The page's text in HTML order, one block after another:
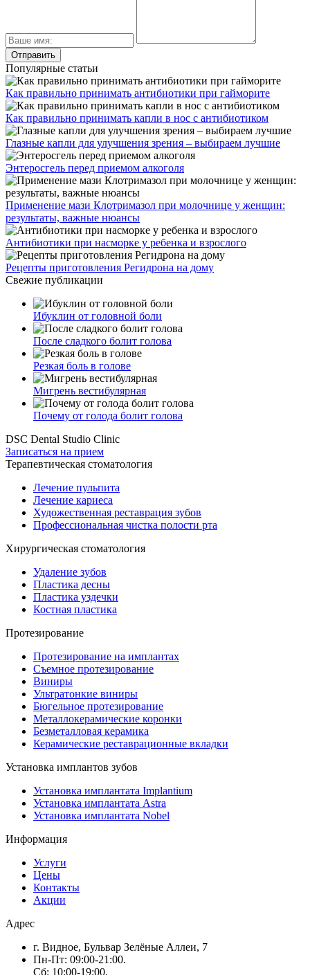
Популярные статьи
Как правильно принимать антибиотики при гайморите
Как правильно принимать капли в нос с антибиотиком
Глазные капли для улучшения зрения – выбираем лучшие
Энтеросгель перед приемом алкоголя
Применение мази Клотримазол при молочнице у женщин:
результаты, важные нюансы
Антибиотики при насморке у ребенка и взрослого
Рецепты приготовления Регидрона на дому
Свежие публикации
Ибуклин от головной боли
После сладкого болит голова
Резкая боль в голове
Мигрень вестибулярная
Почему от голода болит голова
DSC Dental Studio Clinic
Записаться на прием
Терапевтическая стоматология
Лечение пульпита
Лечение кариеса
Художественная реставрация зубов
Профессиональная чистка полости рта
Хирургическая стоматология
Удаление зубов
Пластика десны
Пластика уздечки
Костная пластика
Протезирование
Протезирование на имплантах
Съемное протезирование
Виниры
Ультратонкие виниры
Бюгельное протезирование
Металлокерамические коронки
Безметалловая керамика
Керамические реставрационные вкладки
Установка имплантов зубов
Установка имплантата Implantium
Установка имплантата Astra
Установка имплантата Nobel
Информация
Услуги
Цены
Контакты
Акции
Адрес
г. Видное, Бульвар Зелёные Аллеи, 7
Пн-Пт: 09:00-21:00.
Сб: 10:00-19:00.